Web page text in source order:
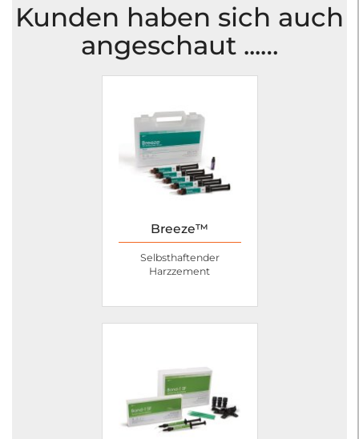
Kunden haben sich auch
angeschaut ...…
Breeze™
Selbsthaftender
Harzzement